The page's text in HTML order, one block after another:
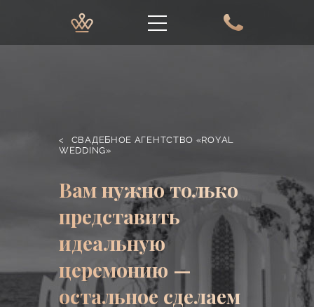
<
СВАДЕБНОЕ АГЕНТСТВО «ROYAL
WEDDING»
Вам нужно только
представить
идеальную
церемонию —
остальное сделаем